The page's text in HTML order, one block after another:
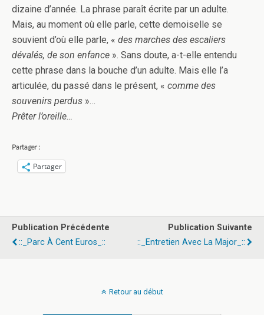
dizaine d’année. La phrase paraît écrite par un adulte.
Mais, au moment où elle parle, cette demoiselle se
souvient d’où elle parle, « des marches des escaliers
dévalés, de son enfance ». Sans doute, a-t-elle entendu
cette phrase dans la bouche d’un adulte. Mais elle l’a
articulée, du passé dans le présent, « comme des
souvenirs perdus »…
Prêter l’oreille…
Partager :
Partager
Publication Précédente
::_Parc À Cent Euros_::
Publication Suivante
::_Entretien Avec La Major_::
Retour au début